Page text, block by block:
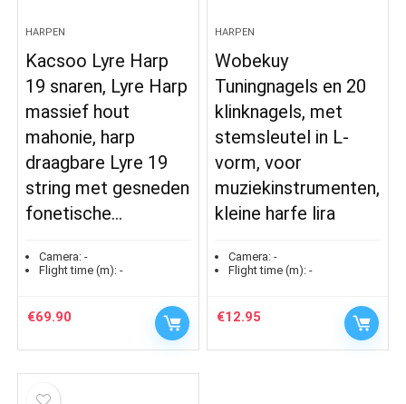
HARPEN
Kacsoo Lyre Harp
19 snaren, Lyre Harp
massief hout
mahonie, harp
draagbare Lyre 19
string met gesneden
fonetische…
Camera: -
Flight time (m): -
€69.90
HARPEN
Wobekuy
Tuningnagels en 20
klinknagels, met
stemsleutel in L-
vorm, voor
muziekinstrumenten,
kleine harfe lira
Camera: -
Flight time (m): -
€12.95